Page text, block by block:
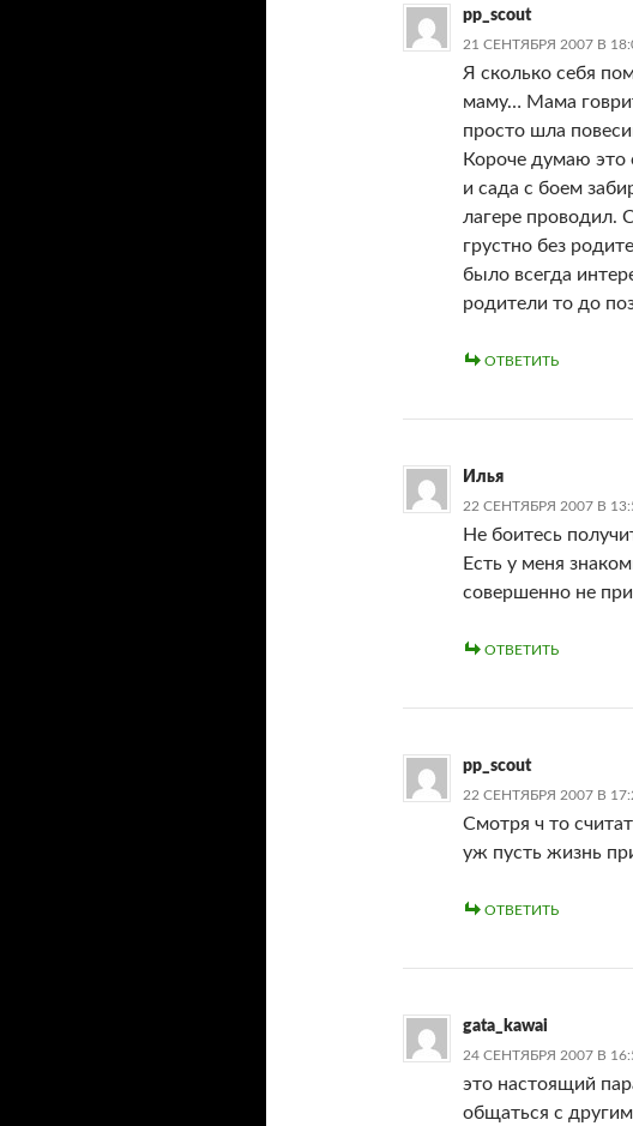
pp_scout
21 СЕНТЯБРЯ 2007 В
Я сколько себя
маму… Мама
просто шла
Короче думаю это
и сада с боем
лагере проводил.
грустно без
было всегда
родители то до
ОТВЕТИТЬ
Илья
22 СЕНТЯБРЯ 2007 В
Не боитесь
Есть у меня
совершенно не
ОТВЕТИТЬ
pp_scout
22 СЕНТЯБРЯ 2007 В
Смотря ч то
уж пусть жизнь
ОТВЕТИТЬ
gata_kawai
24 СЕНТЯБРЯ 2007 В
это настоящий
общаться с